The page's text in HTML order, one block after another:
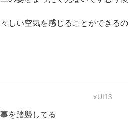
しい空気を感じることができるの
xUI13
を踏襲してる